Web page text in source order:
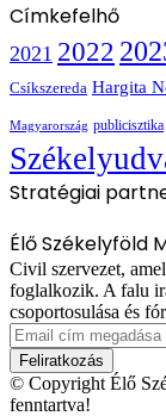
Címkefelhő
2021 2022
Csíkszereda Hargita
Magyarország publicisztika
Stratégiai
Élő Székelyföld
Civil szervezet,
foglalkozik. A falu
csoportosulása és
Email
cím
megadása
© Copyright Élő
fenntartva!